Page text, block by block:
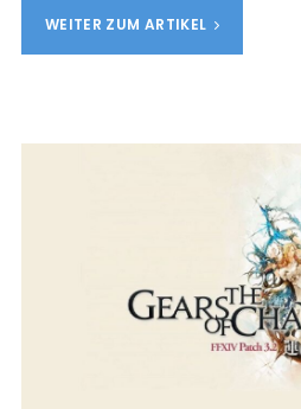
WEITER ZUM ARTIKEL